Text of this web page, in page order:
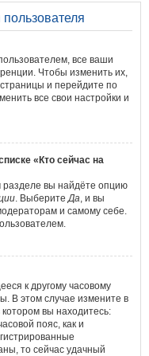
все ваши
Чтобы изменить их,
и перейдите по
все свои настройки и
«Кто сейчас на
разделе вы найдёте опцию
. ВыберитеДа, и вы
и самому себе.
к другому часовому
В этом случае измените в
вы находитесь:
пояс, как и
то сейчас удачный